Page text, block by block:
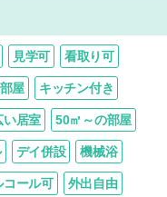
見学可 看取り可
屋 キッチン付き
い居室 50㎡～の部屋
デイ併設 機械浴
コール可 外出自由